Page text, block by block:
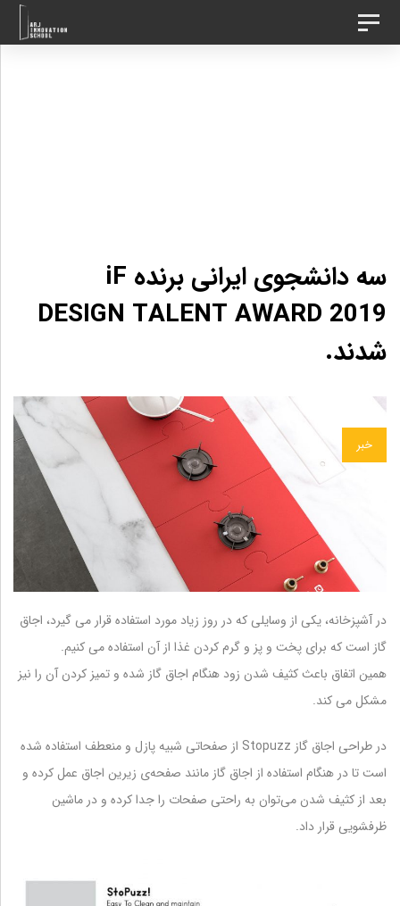
رد
پرش
تغییر
وضعیت
سه دانشجوی ایرانی برنده ‎ iF
DESIGN TALENT AWARD 2019
شدند.
خبر
در آشپزخانه، یکی از وسایلی که در روز زیاد مورد استفاده قرار می گیرد، اجاق
گاز است که برای پخت و پز و گرم کردن غذا از آن استفاده می کنیم.
همین اتفاق باعث کثیف شدن زود هنگام اجاق گاز شده و تمیز کردن آن را نیز
مشکل می کند.
در طراحی اجاق گاز Stopuzz از صفحاتی شبیه پازل و منعطف استفاده شده
است تا در هنگام استفاده از اجاق گاز مانند صفحه‌ی زیرین اجاق عمل کرده و
بعد از کثیف شدن می‌توان به راحتی صفحات را جدا کرده و در ماشین
ظرفشویی قرار داد.